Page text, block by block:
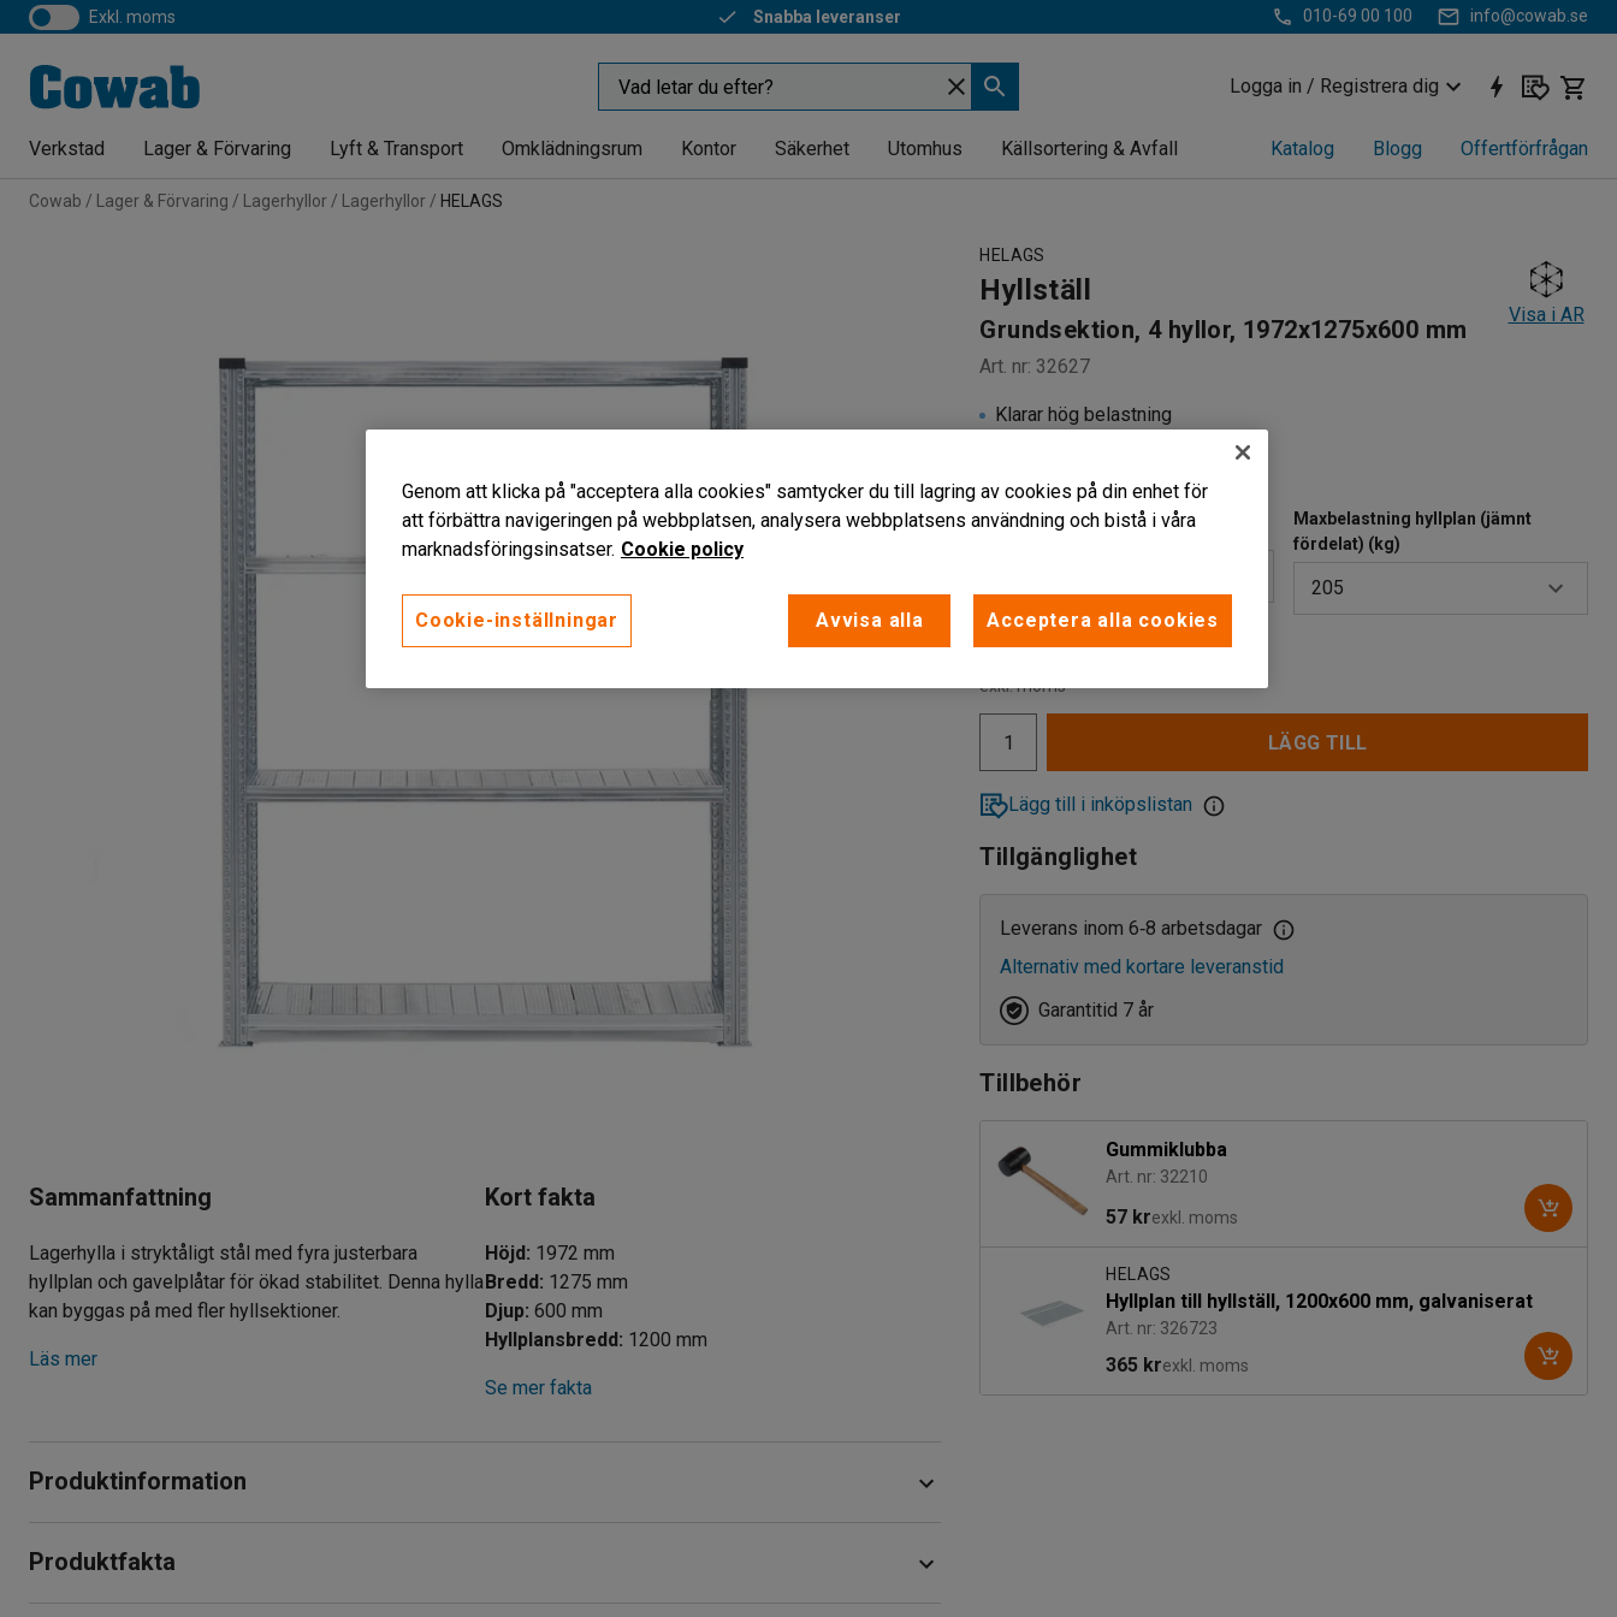
exkl. moms Snabba leveranser 010-69 00 100 info@cowab.se
Logga in / Registrera dig
Verkstad Lager & Förvaring Lyft & Transport Omklädningsrum Kontor Säkerhet Utomhus Källsortering & Avfall Katalog Blogg Offertförfrågan
Cowab Lager & Förvaring Lagerhyllor Lagerhyllor HELAGS
Sammanfattning
Lagerhylla i stryktåligt stål med fyra justerbara
hyllplan och gavelplåtar för ökad stabilitet. Denna hylla
kan byggas på med fler hyllsektioner.
Läs mer
Kort fakta
Höjd : 1972 mm
Bredd : 1275 mm
Djup: 600 mm
Hyllplansbredd : 1200 mm
Se mer fakta
Produktinformation
industrier, butiker och även kontor. Hyllan har låg egenvikt och gavelplåtar för ökad stabilitet.
Produktfakta
HELAGS
Hyllställ
Grundsektion, 4 hyllor, 1972x1275x600 mm
Art. nr: 32627
Visa i AR
Klarar hög belastning
Djup (mm)
320
400
500
Maxbelastning hyllplan (jämnt
fördelat) (kg)
205
2 279 kr
exkl. moms
LÄGG TILL
Lägg till i inköpslistan
Tillgänglighet
Leverans inom 6‑8 arbetsdagar
Alternativ med kortare leveranstid
Garantitid 7 år
Tillbehör
Gummiklubba
Art. nr: 32210
57 krexkl. moms
HELAGS
Hyllplan till hyllställ, 1200x600 mm, galvaniserat
Art. nr: 326723
365 krexkl. moms
Genom att klicka på "acceptera alla cookies" samtycker du till lagring av cookies på din enhet för
att förbättra navigeringen på webbplatsen, analysera webbplatsens användning och bistå i våra
marknadsföringsinsatser. Cookie policy
Cookie-inställningar Avvisa alla Acceptera alla cookies